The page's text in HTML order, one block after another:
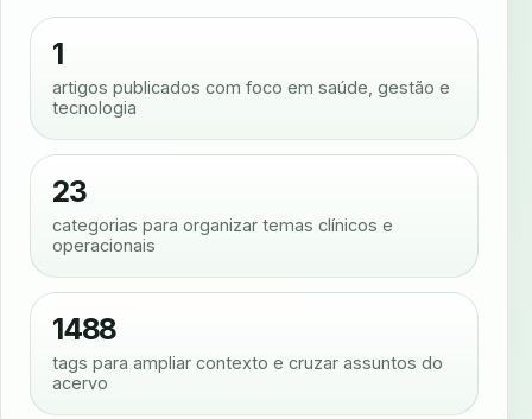
1
artigos publicados com foco em saúde, gestão e
tecnologia
23
categorias para organizar temas clínicos e
operacionais
1488
tags para ampliar contexto e cruzar assuntos do
acervo